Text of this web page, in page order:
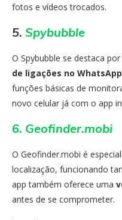
fotos e vídeos trocados.
5. Spybubble
O Spybubble se destaca
de ligações no WhatsApp
funções básicas de
novo celular já com o app
6. Geofinder.mobi
O Geofinder.mobi é
localização, funcionando
app também oferece uma
antes de se comprometer.